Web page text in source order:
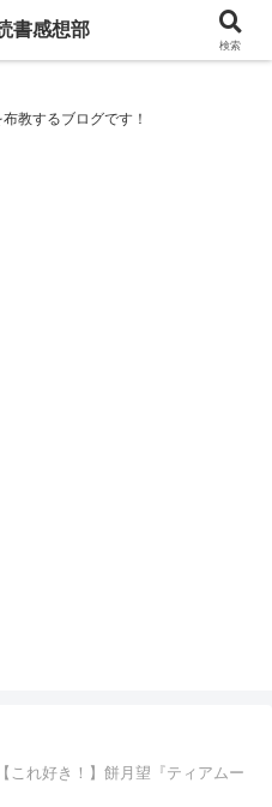
書感想部
教するブログです！
【これ好き！】餅月望『ティアムー
書感想部
検索